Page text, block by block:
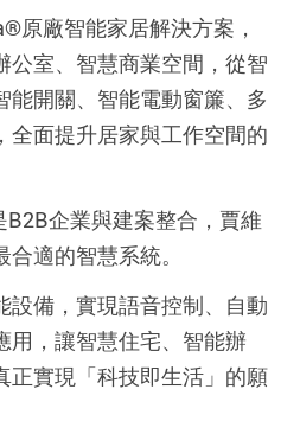
原廠智能家居解決方案，
公室、智慧商業空間，從智
能開關、智能電動窗簾、多
全面提升居家與工作空間的
企業與建案整合，賈維
適的智慧系統。
設備，實現語音控制、自動
用，讓智慧住宅、智能辦
正實現「科技即生活」的願